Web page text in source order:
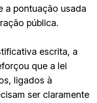
a pontuação usada
pública.
escrita, a
que a lei
ligados à
ser claramente